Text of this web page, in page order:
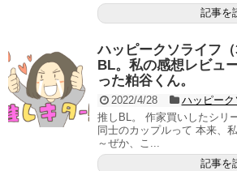
記事を
ハッピークソライフ
BL。私の感想レビュ
った粕谷くん。
2022/4/28
ハッピーク
推しBL。 作家買いしたシリ
同士のカップルって 本来、
～ぜか、こ...
記事を